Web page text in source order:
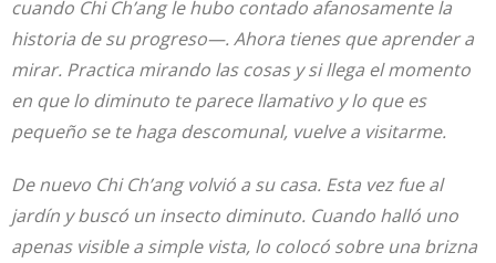
cuando Chi Ch’ang le hubo contado afanosamente la
historia de su progreso—. Ahora tienes que aprender a
mirar. Practica mirando las cosas y si llega el momento
en que lo diminuto te parece llamativo y lo que es
pequeño se te haga descomunal, vuelve a visitarme.
De nuevo Chi Ch’ang volvió a su casa. Esta vez fue al
jardín y buscó un insecto diminuto. Cuando halló uno
apenas visible a simple vista, lo colocó sobre una brizna